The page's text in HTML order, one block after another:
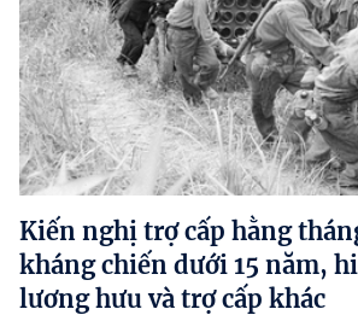
Kiến nghị trợ cấp hằng
kháng chiến dưới 15 năm,
lương hưu và trợ cấp khác